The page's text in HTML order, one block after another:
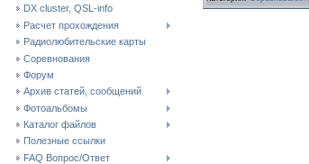
DX cluster, QSL-info
Расчет прохождения
Радиолюбительские карты
Соревнования
Форум
Архив статей, сообщений
Фотоальбомы
Каталог файлов
Полезные ссылки
FAQ Вопрос/Ответ